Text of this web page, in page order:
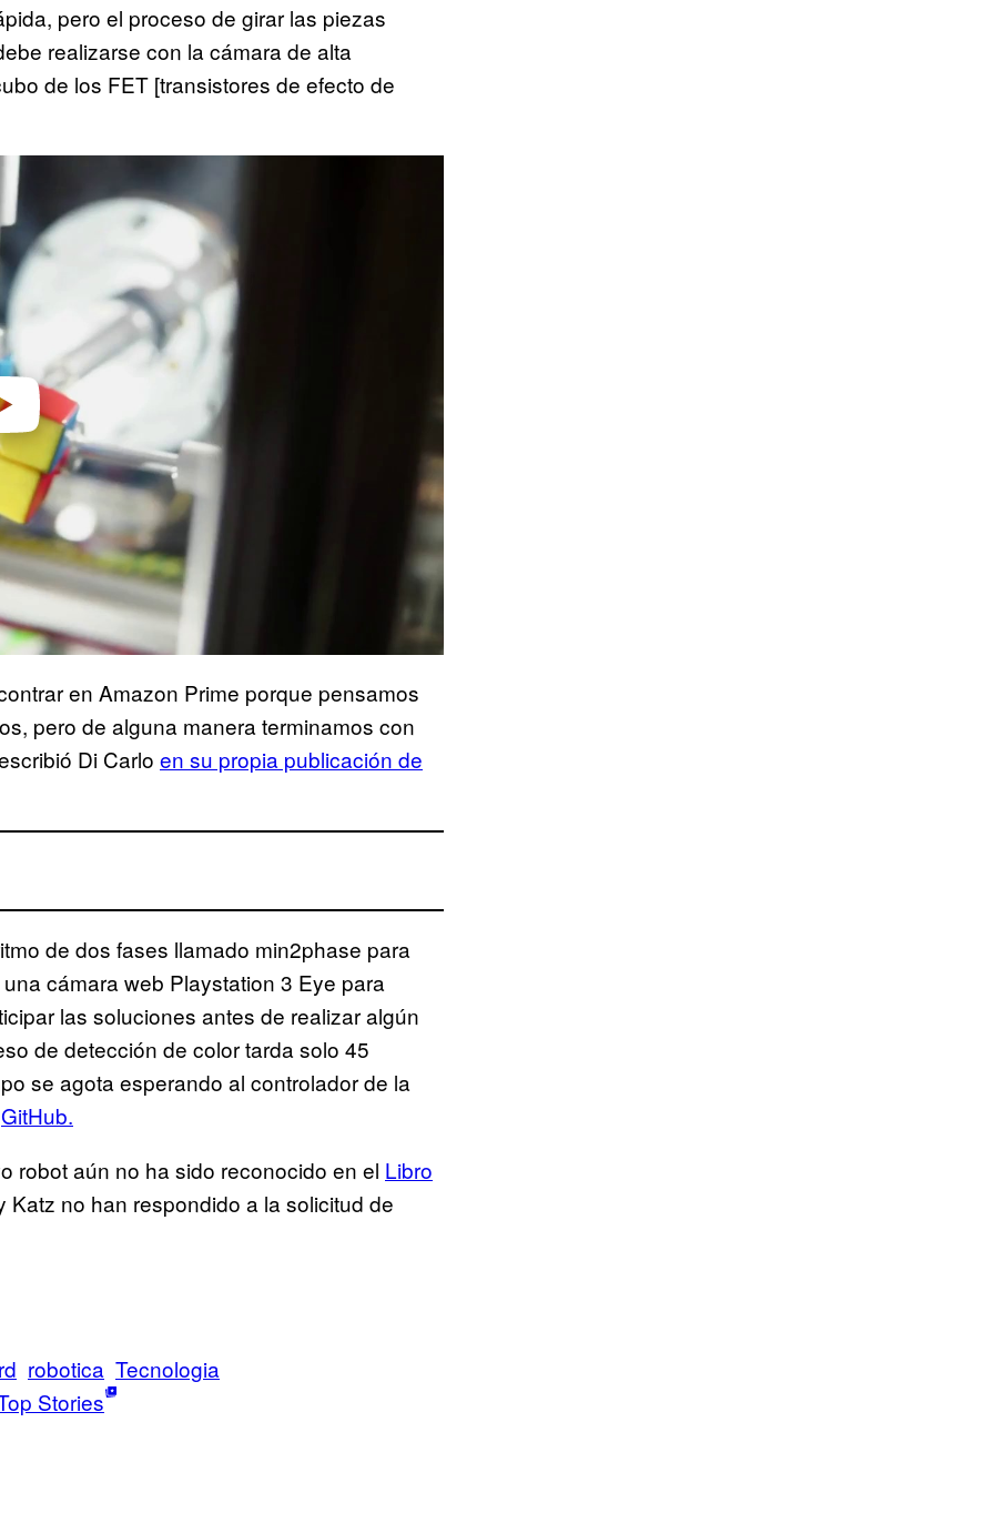
pero el proceso de girar las piezas
realizarse con la cámara de alta
de los FET [transistores de efecto de
en Amazon Prime porque pensamos
pero de alguna manera terminamos con
Di Carlo en su propia publicación de
de dos fases llamado min2phase para
cámara web Playstation 3 Eye para
las soluciones antes de realizar algún
de detección de color tarda solo 45
se agota esperando al controlador de la
GitHub.
robot aún no ha sido reconocido en el Libro
Katz no han respondido a la solicitud de
robotica Tecnologia
Stories